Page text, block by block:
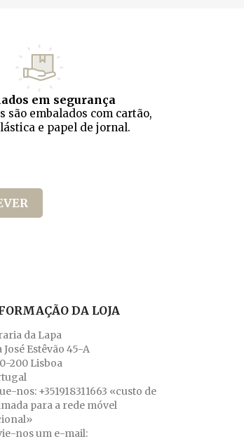
em segurança
são embalados com cartão,
e papel de jornal.
DA LOJA
da Lapa
José Estêvão 45-A
200 Lisboa
nos: +351918311663 «custo de
para a rede móvel
nos um e-mail: